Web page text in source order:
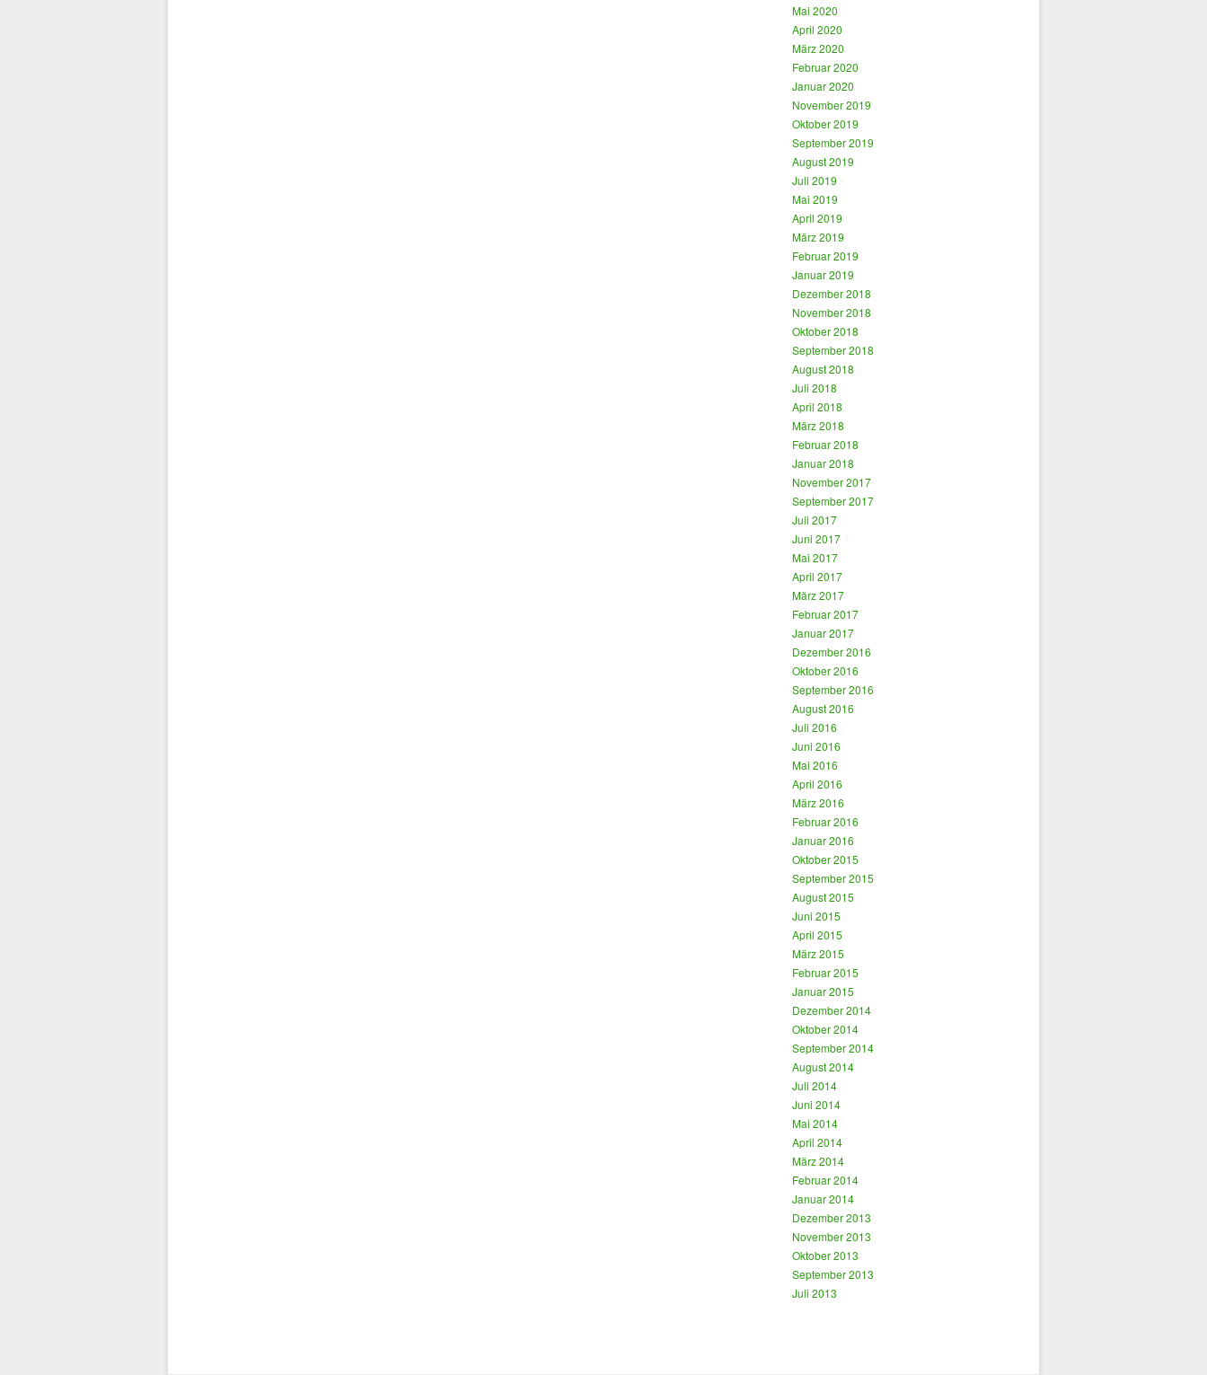
Mai 2020
April 2020
März 2020
Februar 2020
Januar 2020
November 2019
Oktober 2019
September 2019
August 2019
Juli 2019
Mai 2019
April 2019
März 2019
Februar 2019
Januar 2019
Dezember 2018
November 2018
Oktober 2018
September 2018
August 2018
Juli 2018
April 2018
März 2018
Februar 2018
Januar 2018
November 2017
September 2017
Juli 2017
Juni 2017
Mai 2017
April 2017
März 2017
Februar 2017
Januar 2017
Dezember 2016
Oktober 2016
September 2016
August 2016
Juli 2016
Juni 2016
Mai 2016
April 2016
März 2016
Februar 2016
Januar 2016
Oktober 2015
September 2015
August 2015
Juni 2015
April 2015
März 2015
Februar 2015
Januar 2015
Dezember 2014
Oktober 2014
September 2014
August 2014
Juli 2014
Juni 2014
Mai 2014
April 2014
März 2014
Februar 2014
Januar 2014
Dezember 2013
November 2013
Oktober 2013
September 2013
Juli 2013